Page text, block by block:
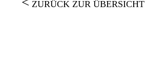
ZURÜCK ZUR ÜBERSICHT